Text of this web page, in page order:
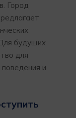
Город
будущих
для
и